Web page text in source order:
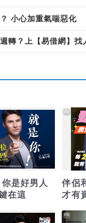
小心加重氣喘惡化
轉？上【易借網】找
是好男人
在這
伴侶
才有
PR
PR